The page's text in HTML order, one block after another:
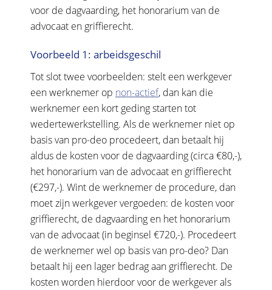
voor de dagvaarding, het honorarium van de
advocaat en griffierecht.
Voorbeeld 1: arbeidsgeschil
Tot slot twee voorbeelden: stelt een werkgever
een werknemer op non-actief, dan kan die
werknemer een kort geding starten tot
wedertewerkstelling. Als de werknemer niet op
basis van pro-deo procedeert, dan betaalt hij
aldus de kosten voor de dagvaarding (circa €80,-),
het honorarium van de advocaat en griffierecht
(€297,-). Wint de werknemer de procedure, dan
moet zijn werkgever vergoeden: de kosten voor
griffierecht, de dagvaarding en het honorarium
van de advocaat (in beginsel €720,-). Procedeert
de werknemer wel op basis van pro-deo? Dan
betaalt hij een lager bedrag aan griffierecht. De
kosten worden hierdoor voor de werkgever als